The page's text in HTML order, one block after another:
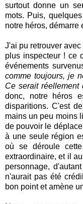
surtout donne un
mots. Puis,
notre héros, démarre
J'ai pu retrouver
plus inspecteur ! ce
événements
comme toujours, je
Ce serait réellement
donc, notre héros
disparitions. C'est
mains un peu moins
de pouvoir le
à une seule région
où se déroule
extraordinaire, et il
personnage,
n'aurait pas été
bon point et amène